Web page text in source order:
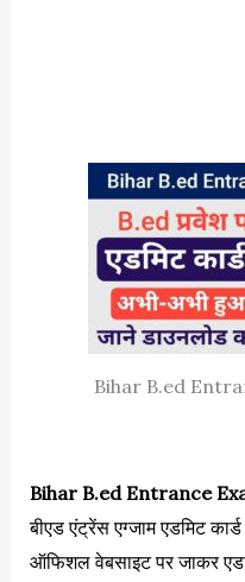
Bihar B.ed
Bihar B.ed Entrance
बीएड एंट्रेंस एग्जाम एडमिट
ऑफिशल वेबसाइट पर जाकर